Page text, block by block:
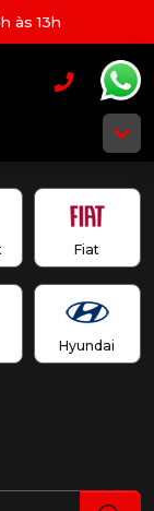
às 13h
Fiat
Hyundai